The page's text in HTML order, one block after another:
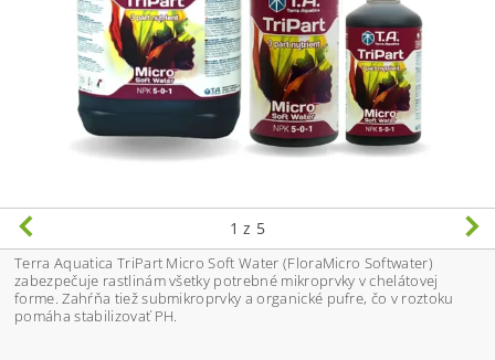
1 z 5
Terra Aquatica TriPart Micro Soft Water (FloraMicro Softwater)
zabezpečuje rastlinám všetky potrebné mikroprvky v chelátovej
forme. Zahŕňa tiež submikroprvky a organické pufre, čo v roztoku
pomáha stabilizovať PH.